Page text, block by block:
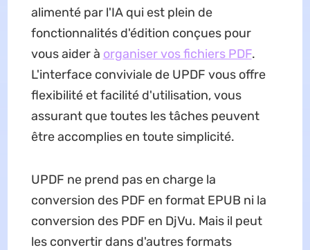
alimenté par l'IA qui est plein de
fonctionnalités d'édition conçues pour
vous aider à organiser vos fichiers PDF.
L'interface conviviale de UPDF vous offre
flexibilité et facilité d'utilisation, vous
assurant que toutes les tâches peuvent
être accomplies en toute simplicité.
UPDF ne prend pas en charge la
conversion des PDF en format EPUB ni la
conversion des PDF en DjVu. Mais il peut
les convertir dans d'autres formats